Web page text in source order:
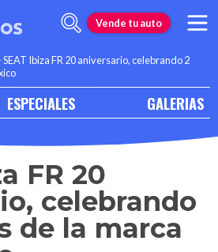
Vende tu auto
SEAT Ibiza FR 20 aniversario, celebrando 2
ESPECIALES GALERIAS
FR 20
celebrando
de la marca